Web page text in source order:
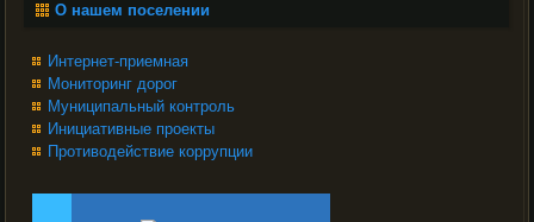
О нашем поселении
Интернет-приемная
Мониторинг дорог
Муниципальный контроль
Инициативные проекты
Противодействие коррупции